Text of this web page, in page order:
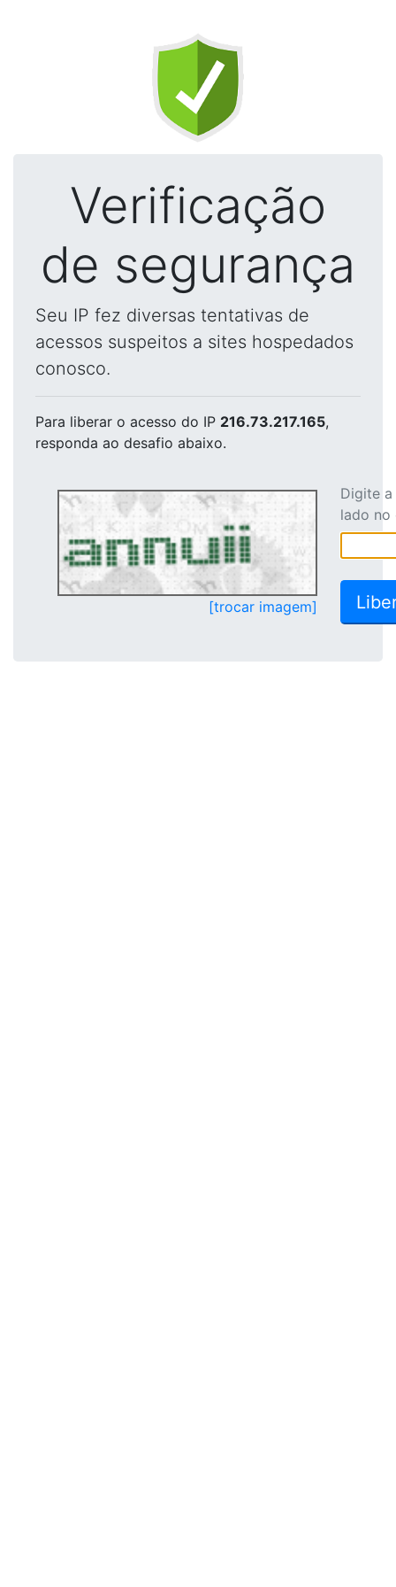
Verificação
de segurança
Seu IP fez diversas tentativas de
acessos suspeitos a sites hospedados
conosco.
Para liberar o acesso do IP 216.73.217.165,
responda ao desafio abaixo.
[trocar imagem]
Digite
lado no